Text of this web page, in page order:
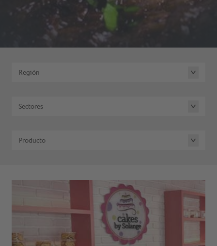
Región
Sectores
Producto